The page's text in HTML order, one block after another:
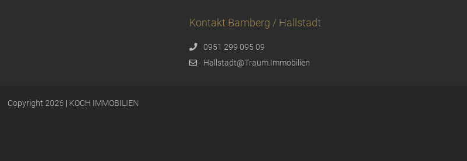
Kontakt Bamberg / Hallstadt
0951 299 095 09
Hallstadt@Traum.Immobilien
Copyright 2026 | KOCH IMMOBILIEN